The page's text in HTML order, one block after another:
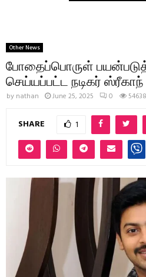
Other News
போதைப்பொருள்
செய்யப்பட்ட நடிகர் ஸ்ரீகாந்
by nathan June 25, 2025 0 54638
SHARE 1